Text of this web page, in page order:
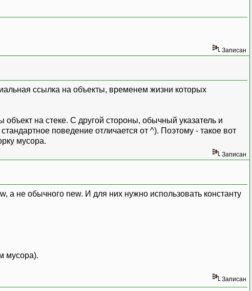
Записан
ссылка на объекты, временем жизни которых
на стеке. С другой стороны, обычный указатель и
поведение отличается от ^). Поэтому - такое вот
мусора.
Записан
а не обычного new. И для них нужно использовать константу
мусора).
Записан